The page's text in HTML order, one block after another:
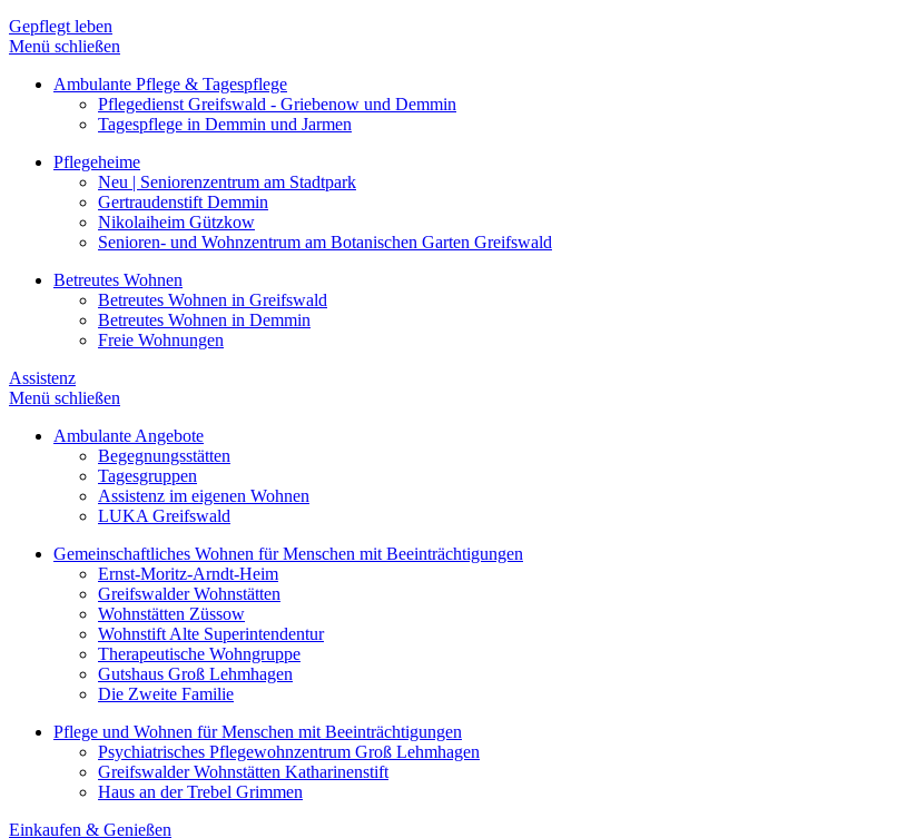
Gepflegt leben
Menü schließen
Ambulante Pflege & Tagespflege
Pflegedienst Greifswald - Griebenow und Demmin
Tagespflege in Demmin und Jarmen
Pflegeheime
Neu | Seniorenzentrum am Stadtpark
Gertraudenstift Demmin
Nikolaiheim Gützkow
Senioren- und Wohnzentrum am Botanischen Garten Greifswald
Betreutes Wohnen
Betreutes Wohnen in Greifswald
Betreutes Wohnen in Demmin
Freie Wohnungen
Assistenz
Menü schließen
Ambulante Angebote
Begegnungsstätten
Tagesgruppen
Assistenz im eigenen Wohnen
LUKA Greifswald
Gemeinschaftliches Wohnen für Menschen mit Beeinträchtigungen
Ernst-Moritz-Arndt-Heim
Greifswalder Wohnstätten
Wohnstätten Züssow
Wohnstift Alte Superintendentur
Therapeutische Wohngruppe
Gutshaus Groß Lehmhagen
Die Zweite Familie
Pflege und Wohnen für Menschen mit Beeinträchtigungen
Psychiatrisches Pflegewohnzentrum Groß Lehmhagen
Greifswalder Wohnstätten Katharinenstift
Haus an der Trebel Grimmen
Einkaufen & Genießen